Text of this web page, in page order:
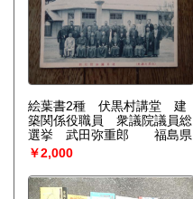
絵葉書2種 伏黒村講堂 建
築関係役職員 衆議院議員総
選挙 武田弥重郎 福島県
￥2,000